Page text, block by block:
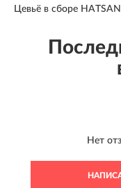
Цевьё в сборе
Нет